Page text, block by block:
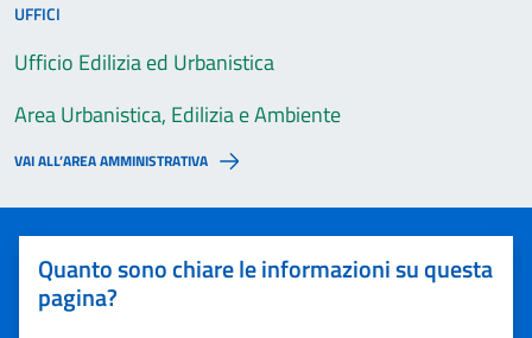
UFFICI
Ufficio Edilizia ed Urbanistica
Area Urbanistica, Edilizia e Ambiente
VAI ALL’AREA AMMINISTRATIVA
Quanto sono chiare le informazioni su questa
pagina?